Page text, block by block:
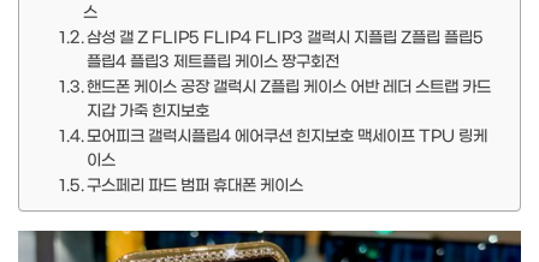
스
삼성 갤 Z FLIP5 FLIP4 FLIP3 갤럭시 지플립 Z플립 플립5
플립4 플립3 제트플립 케이스 짱구회전
핸드폰 케이스 공장 갤럭시 Z플립 케이스 어반 레더 스트랩 카드
지갑 가죽 힌지보호
모어피크 갤럭시플립4 에어쿠션 힌지보호 맥세이프 TPU 링케
이스
구스페리 파드 범퍼 휴대폰 케이스